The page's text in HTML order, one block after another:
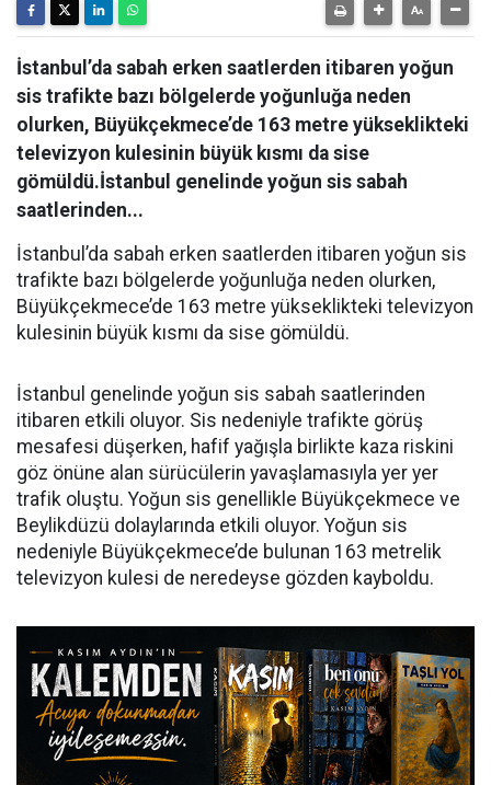
İstanbul’da sabah erken saatlerden itibaren yoğun
sis trafikte bazı bölgelerde yoğunluğa neden
olurken, Büyükçekmece’de 163 metre yükseklikteki
televizyon kulesinin büyük kısmı da sise
gömüldü.İstanbul genelinde yoğun sis sabah
saatlerinden...
İstanbul’da sabah erken saatlerden itibaren yoğun sis
trafikte bazı bölgelerde yoğunluğa neden olurken,
Büyükçekmece’de 163 metre yükseklikteki televizyon
kulesinin büyük kısmı da sise gömüldü.
İstanbul genelinde yoğun sis sabah saatlerinden
itibaren etkili oluyor. Sis nedeniyle trafikte görüş
mesafesi düşerken, hafif yağışla birlikte kaza riskini
göz önüne alan sürücülerin yavaşlamasıyla yer yer
trafik oluştu. Yoğun sis genellikle Büyükçekmece ve
Beylikdüzü dolaylarında etkili oluyor. Yoğun sis
nedeniyle Büyükçekmece’de bulunan 163 metrelik
televizyon kulesi de neredeyse gözden kayboldu.